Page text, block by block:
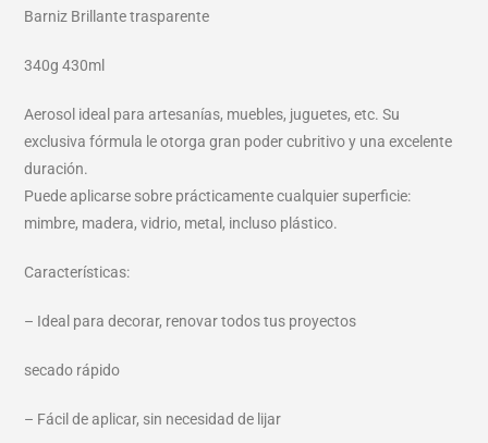
Barniz Brillante trasparente
340g 430ml
Aerosol ideal para artesanías, muebles, juguetes, etc. Su
exclusiva fórmula le otorga gran poder cubritivo y una excelente
duración.
Puede aplicarse sobre prácticamente cualquier superficie:
mimbre, madera, vidrio, metal, incluso plástico.
Características:
– Ideal para decorar, renovar todos tus proyectos
secado rápido
– Fácil de aplicar, sin necesidad de lijar